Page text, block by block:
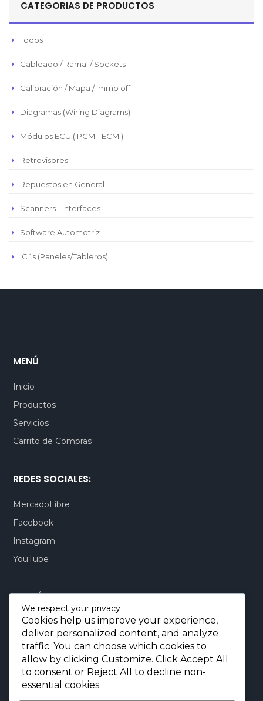
Pesos Mexicanos
Euro
Real Brasilero
CATEGORIAS DE PRODUCTOS
Todos
Cableado / Ramal / Sockets
Calibración / Mapa / Immo off
Diagramas (Wiring Diagrams)
Módulos ECU ( PCM - ECM )
Retrovisores
Repuestos en General
Scanners - Interfaces
Software Automotriz
IC´s (Paneles/Tableros)
MENÚ
Inicio
Productos
Servicios
Carrito de Compras
REDES SOCIALES:
MercadoLibre
Facebook
Instagram
YouTube
CONTÁCTENOS:
Quito-Ecuador:+593 99 803 7777
Llamadas: +593 99 803 7777
Miami-USA: +1 (872) 295 6069
E-mail.:info@borjaimportaciones.com
We respect your privacy
Cookies help us improve your experience,
deliver personalized content, and analyze
traffic. You can choose which cookies to
allow by clicking Customize. Click Accept All
to consent or Reject All
to decline non-
essential cookies.